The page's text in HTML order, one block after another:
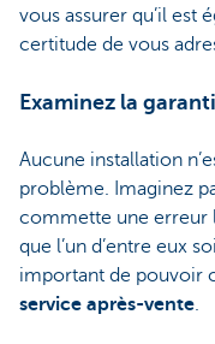
vous assurer qu’il est
certitude de vous
Examinez la
Aucune installation
problème. Imaginez
commette une erreur
que l’un d’entre eux
important de pouvoir
service après-vente.